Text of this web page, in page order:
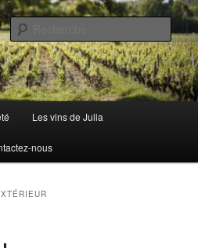
Les vins de Julia
nous